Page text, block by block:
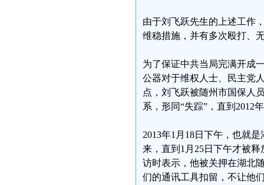
由于刘飞跃先生的上述工作
维稳措施，并有多次殴打、
为了保证中共当局完满开成
公器对于维权人士、民主党
点，刘飞跃被随州市国保人
系，形同“失踪”，直到2012
2013年1月18日下午，也就
来，直到1月25日下午才被
访时表示，他被关押在湖北
们的通讯工具扣留，不让他